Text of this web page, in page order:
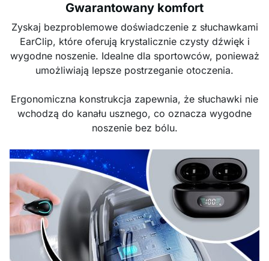
Gwarantowany komfort
Zyskaj bezproblemowe doświadczenie z słuchawkami
EarClip, które oferują krystalicznie czysty dźwięk i
wygodne noszenie. Idealne dla sportowców, ponieważ
umożliwiają lepsze postrzeganie otoczenia.
Ergonomiczna konstrukcja zapewnia, że słuchawki nie
wchodzą do kanału usznego, co oznacza wygodne
noszenie bez bólu.